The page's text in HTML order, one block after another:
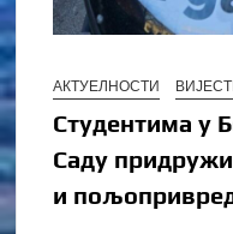
АКТУЕЛНОСТИ
Студентима у
Саду
и